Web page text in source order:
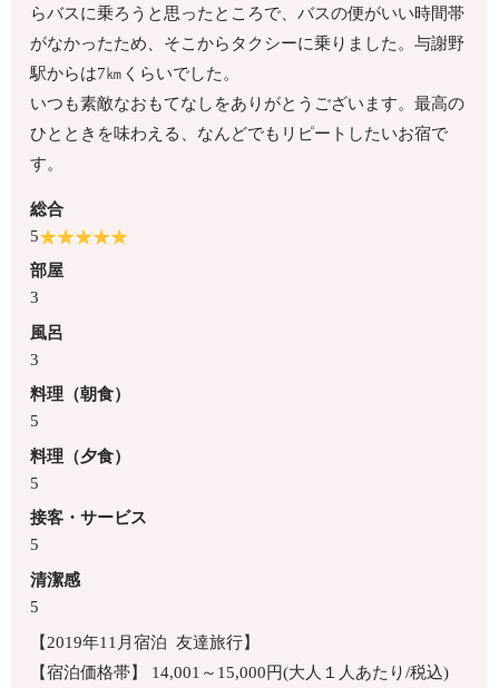
らバスに乗ろうと思ったところで、バスの便がいい時間帯
がなかったため、そこからタクシーに乗りました。与謝野
駅からは7㎞くらいでした。
いつも素敵なおもてなしをありがとうございます。最高の
ひとときを味わえる、なんどでもリピートしたいお宿で
す。
総合
5
部屋
3
風呂
3
料理（朝食）
5
料理（夕食）
5
接客・サービス
5
清潔感
5
【2019年11月宿泊 友達旅行】
【宿泊価格帯】 14,001～15,000円(大人１人あたり/税込)